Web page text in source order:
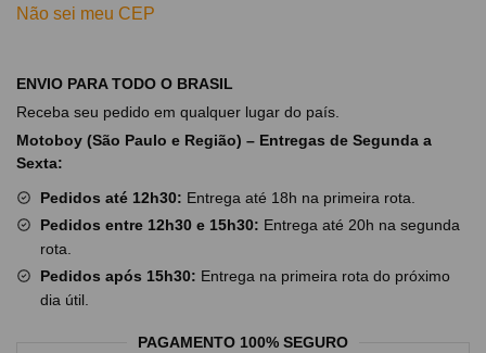
Não sei meu CEP
ENVIO PARA TODO O BRASIL
Receba seu pedido em qualquer lugar do país.
Motoboy (São Paulo e Região) – Entregas de Segunda a
Sexta:
Pedidos até 12h30: Entrega até 18h na primeira rota.
Pedidos entre 12h30 e 15h30: Entrega até 20h na segunda
rota.
Pedidos após 15h30: Entrega na primeira rota do próximo
dia útil.
PAGAMENTO 100% SEGURO